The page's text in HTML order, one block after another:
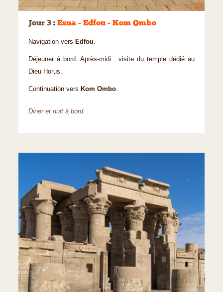
©
Jour 3 : Esna - Edfou - Kom Ombo
Navigation vers Edfou.
Déjeuner à bord. Après-midi : visite du temple dédié au
Dieu Horus.
Continuation vers Kom Ombo.
Diner et nuit à bord.